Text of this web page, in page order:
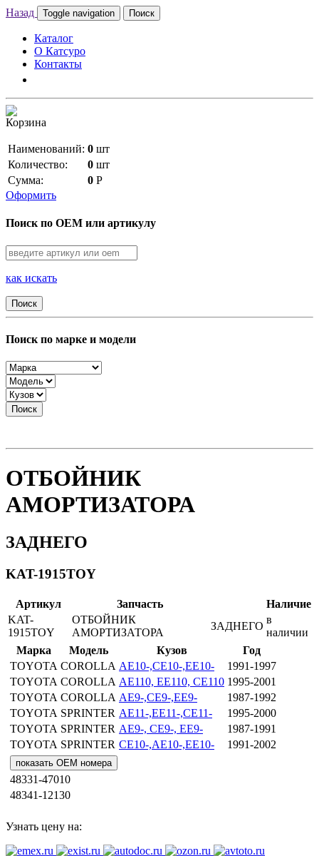
Назад Toggle navigation Поиск
Каталог
О Катсуро
Контакты
Корзина
Наименований: 0 шт
Количество:
0 шт
Сумма:
0 Р
Оформить
Поиск по OEM или артикулу
как искать
Поиск
Поиск по марке и модели
Поиск
ОТБОЙНИК
АМОРТИЗАТОРА
ЗАДНЕГО
KAT-1915TOY
Артикул Запчасть
Наличие
KAT-
1915TOY
ОТБОЙНИК
АМОРТИЗАТОРА
ЗАДНЕГО
в
наличии
Марка
Модель Кузов
Год
TOYOTA COROLLA AE10-,CE10-,EE10-
1991-1997
TOYOTA COROLLA AE110, EE110, CE110 1995-2001
TOYOTA COROLLA AE9-,CE9-,EE9-
1987-1992
TOYOTA SPRINTER AE11-,EE11-,CE11-
1995-2000
TOYOTA SPRINTER AE9-, CE9-, EE9-
1987-1991
TOYOTA SPRINTER CE10-,AE10-,EE10- 1991-2002
показать OEM номера
48331-47010
48341-12130
Узнать цену на: